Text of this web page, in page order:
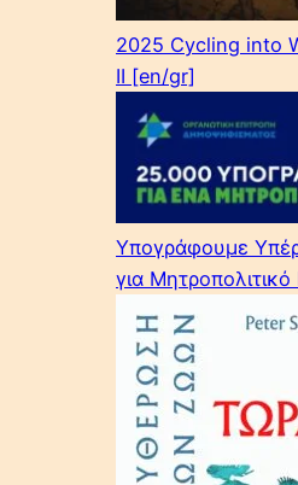
2025 Cycling into
II [en/gr]
Υπογράφουμε
για